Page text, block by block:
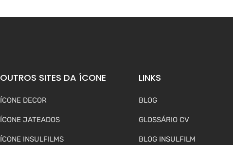
OUTROS SITES DA ÍCONE
ÍCONE DECOR
ÍCONE JATEADOS
ÍCONE INSULFILMS
LINKS
BLOG
GLOSSÁRIO CV
BLOG INSULFILM